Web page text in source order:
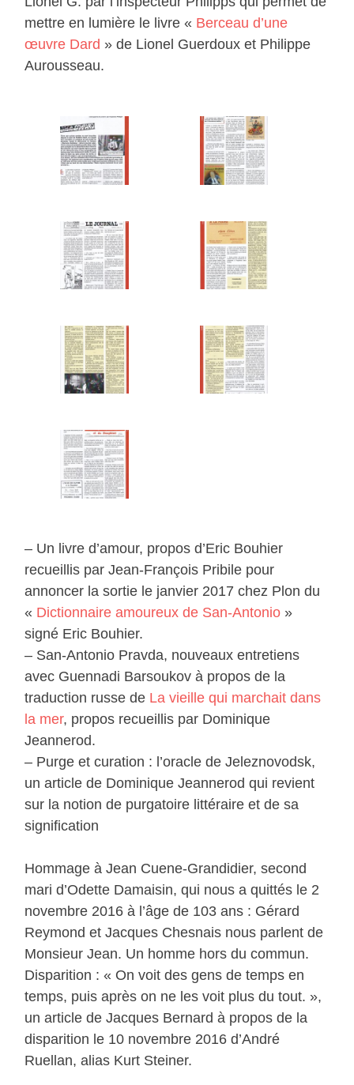
mettre en lumière le livre « Berceau d’une
œuvre Dard » de Lionel Guerdoux et Philippe
Aurousseau.
– Un livre d’amour, propos d’Eric Bouhier
recueillis par Jean-François Pribile pour
annoncer la sortie le janvier 2017 chez Plon du
« Dictionnaire amoureux de San-Antonio »
signé Eric Bouhier.
– San-Antonio Pravda, nouveaux entretiens
avec Guennadi Barsoukov à propos de la
traduction russe de La vieille qui marchait dans
la mer, propos recueillis par Dominique
Jeannerod.
– Purge et curation : l’oracle de Jeleznovodsk,
un article de Dominique Jeannerod qui revient
sur la notion de purgatoire littéraire et de sa
signification
Hommage à Jean Cuene-Grandidier, second
mari d’Odette Damaisin, qui nous a quittés le 2
novembre 2016 à l’âge de 103 ans : Gérard
Reymond et Jacques Chesnais nous parlent de
Monsieur Jean. Un homme hors du commun.
Disparition : « On voit des gens de temps en
temps, puis après on ne les voit plus du tout. »,
un article de Jacques Bernard à propos de la
disparition le 10 novembre 2016 d’André
Ruellan, alias Kurt Steiner.